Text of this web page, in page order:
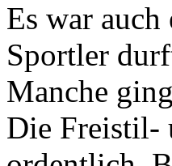
Es war
Sportler
Manche
Die Freistil-